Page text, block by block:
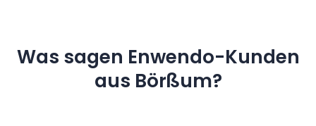
Was sagen Enwendo-Kunden
aus Börßum?